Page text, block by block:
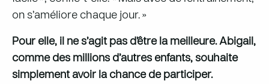
on s’améliore chaque jour. »
Pour elle, il ne s’agit pas d’être la meilleure. Abigail,
comme des millions d’autres enfants, souhaite
simplement avoir la chance de participer.